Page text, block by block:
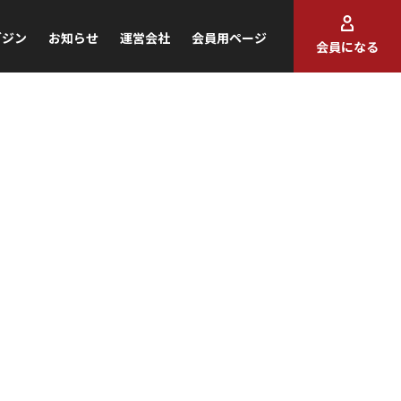
ン お知らせ 運営会社 会員用ページ
会員になる